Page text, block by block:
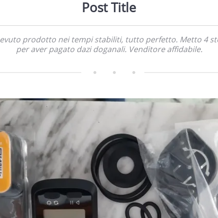
Post Title
prodotto nei tempi stabiliti, tutto perfetto. Metto 4
per aver pagato dazi doganali. Venditore affidabile.